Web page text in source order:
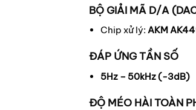
BỘ GIẢI MÃ D/A
Chip xử lý:AKM
ĐÁP ỨNG TẦN SỐ
5Hz – 50kHz (-3dB)
ĐỘ MÉO HÀI TOÀN